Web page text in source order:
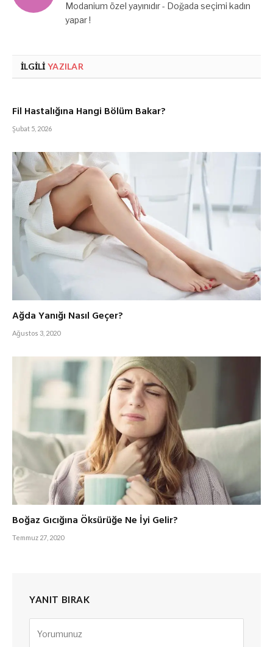
Modanium özel yayınıdır - Doğada seçimi kadın
yapar !
İLGILI YAZILAR
Fil Hastalığına Hangi Bölüm Bakar?
Şubat 5, 2026
Ağda Yanığı Nasıl Geçer?
Ağustos 3, 2020
Boğaz Gıcığına Öksürüğe Ne İyi Gelir?
Temmuz 27, 2020
YANIT BIRAK